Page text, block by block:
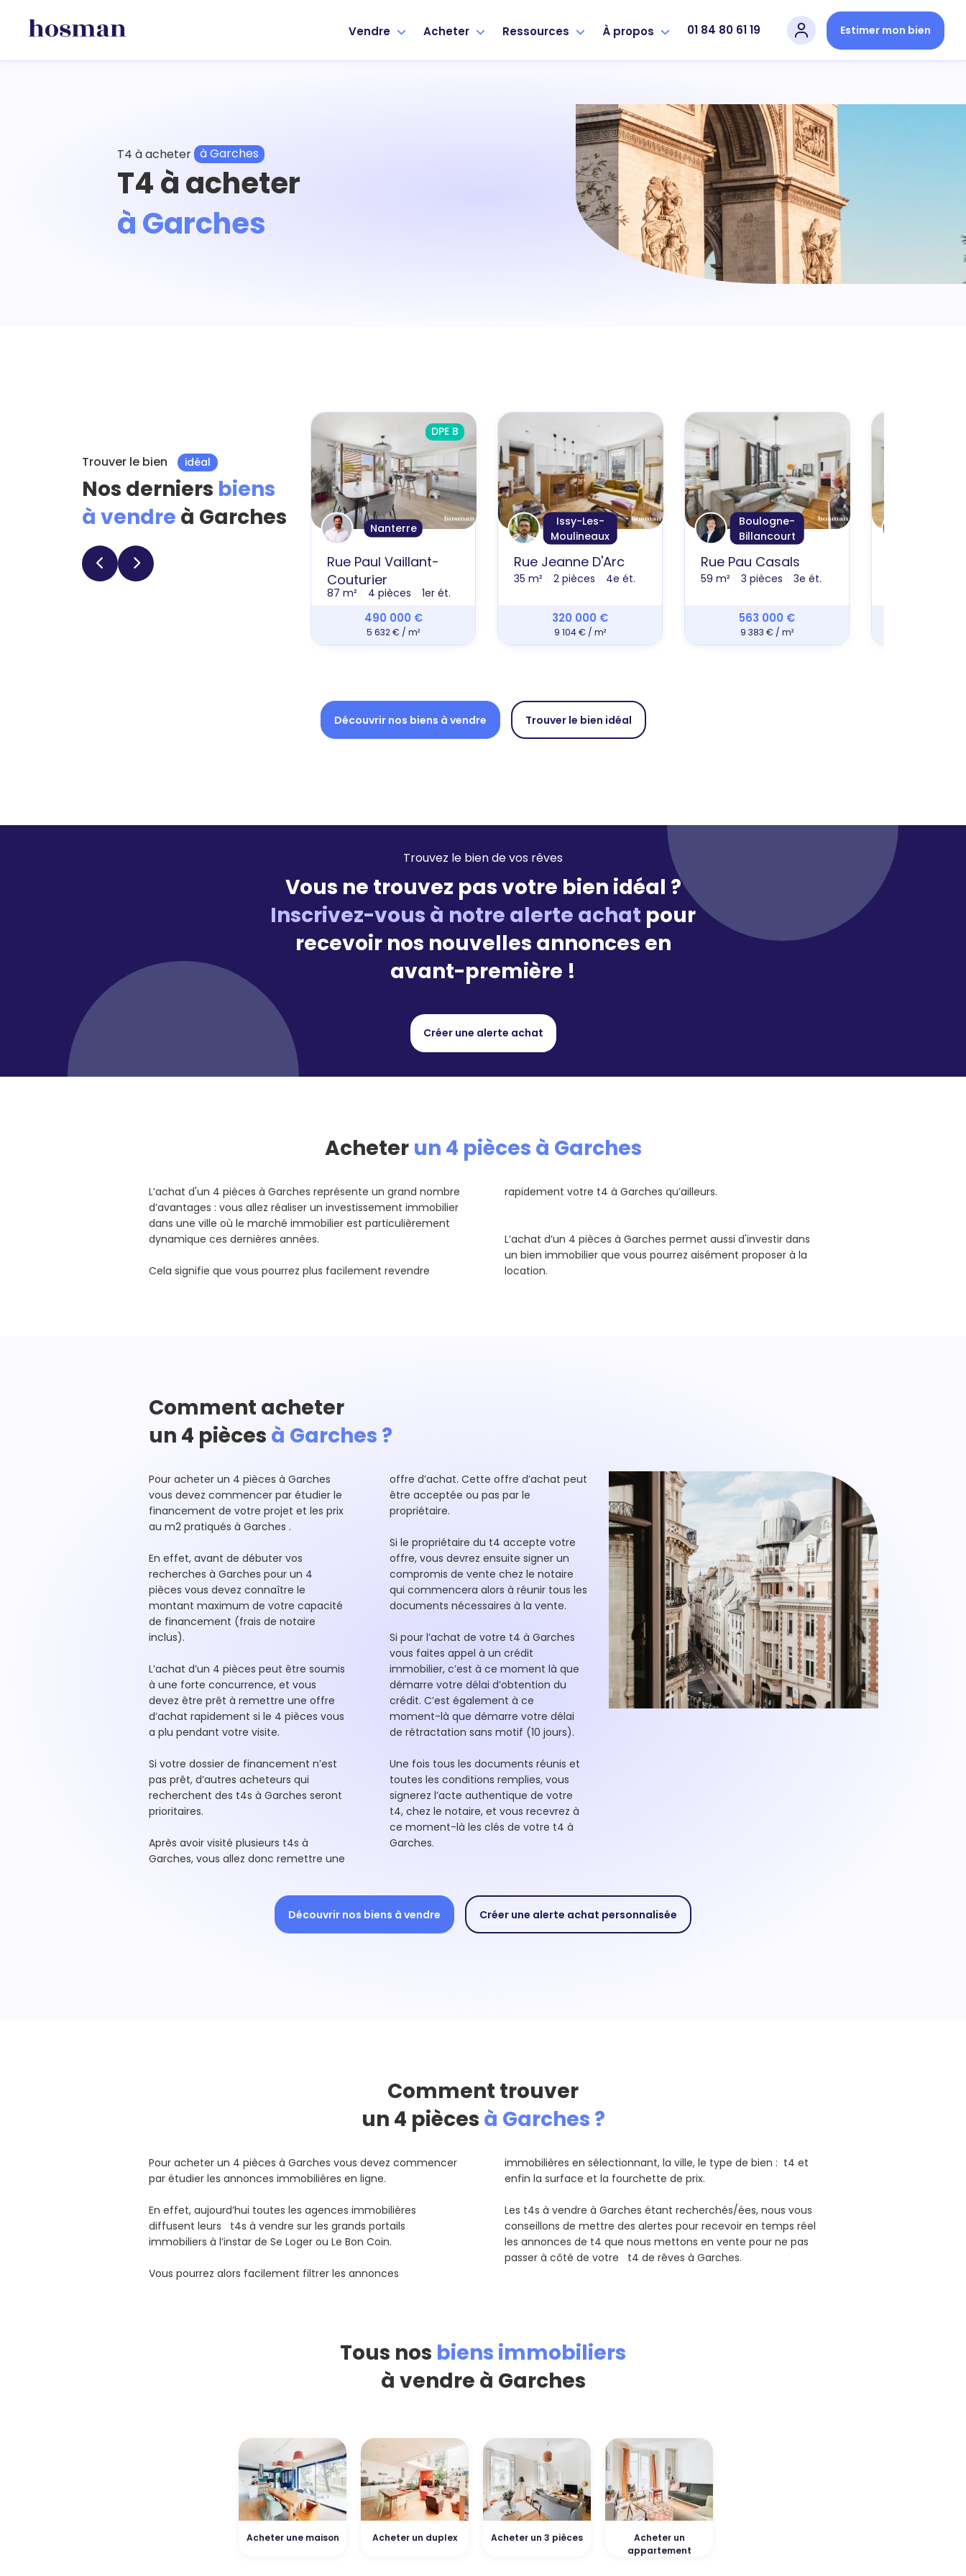
Vendre Acheter Ressources À propos 01 84 80 61 19 Estimer mon bien
T4 à acheter à Garches
T4 à acheter
à Garches
Trouver le bien idéal
Nos derniers biens
à vendre à Garches
DPE B
Nanterre
Rue Paul Vaillant-
Couturier
87 m² 4 pièces 1er ét.
490 000 €
5 632 € / m²
Issy-Les-
Moulineaux
Rue Jeanne D'Arc
35 m² 2 pièces 4e ét.
320 000 €
9 104 € / m²
Boulogne-
Billancourt
Rue Pau Casals
59 m² 3 pièces 3e ét.
563 000 €
9 383 € / m²
Découvrir nos biens à vendre Trouver le bien idéal
Trouvez le bien de vos rêves
Vous ne trouvez pas votre bien idéal ?
Inscrivez-vous à notre alerte achat pour
recevoir nos nouvelles annonces en
avant-première !
Créer une alerte achat
Acheter un 4 pièces à Garches
L’achat d'un 4 pièces à Garches représente un grand nombre
d’avantages : vous allez réaliser un investissement immobilier
dans une ville où le marché immobilier est particulièrement
dynamique ces dernières années.
Cela signifie que vous pourrez plus facilement revendre
rapidement votre t4 à Garches qu’ailleurs.
L’achat d’un 4 pièces à Garches permet aussi d'investir dans
un bien immobilier que vous pourrez aisément proposer à la
location.
Comment acheter
un 4 pièces à Garches ?
Pour acheter un 4 pièces à Garches
vous devez commencer par étudier le
financement de votre projet et les prix
au m2 pratiqués à Garches .
En effet, avant de débuter vos
recherches à Garches pour un 4
pièces vous devez connaître le
montant maximum de votre capacité
de financement (frais de notaire
inclus).
L’achat d’un 4 pièces peut être soumis
à une forte concurrence, et vous
devez être prêt à remettre une offre
d’achat rapidement si le 4 pièces vous
a plu pendant votre visite.
Si votre dossier de financement n’est
pas prêt, d’autres acheteurs qui
recherchent des t4s à Garches seront
prioritaires.
Après avoir visité plusieurs t4s à
Garches, vous allez donc remettre une
offre d’achat. Cette offre d’achat peut
être acceptée ou pas par le
propriétaire.
Si le propriétaire du t4 accepte votre
offre, vous devrez ensuite signer un
compromis de vente chez le notaire
qui commencera alors à réunir tous les
documents nécessaires à la vente.
Si pour l’achat de votre t4 à Garches
vous faites appel à un crédit
immobilier, c’est à ce moment là que
démarre votre délai d’obtention du
crédit. C’est également à ce
moment-là que démarre votre délai
de rétractation sans motif (10 jours).
Une fois tous les documents réunis et
toutes les conditions remplies, vous
signerez l’acte authentique de votre
t4, chez le notaire, et vous recevrez à
ce moment-là les clés de votre t4 à
Garches.
Découvrir nos biens à vendre Créer une alerte achat personnalisée
Comment trouver
un 4 pièces à Garches ?
Pour acheter un 4 pièces à Garches vous devez commencer
par étudier les annonces immobilières en ligne.
En effet, aujourd’hui toutes les agences immobilières
diffusent leurs t4s à vendre sur les grands portails
immobiliers à l’instar de Se Loger ou Le Bon Coin.
Vous pourrez alors facilement filtrer les annonces
immobilières en sélectionnant, la ville, le type de bien : t4 et
enfin la surface et la fourchette de prix.
Les t4s à vendre à Garches étant recherchés/ées, nous vous
conseillons de mettre des alertes pour recevoir en temps réel
les annonces de t4 que nous mettons en vente pour ne pas
passer à côté de votre t4 de rêves à Garches.
Tous nos biens immobiliers
à vendre à Garches
Acheter une maison Acheter un duplex Acheter un 3 pièces
Acheter un
appartement